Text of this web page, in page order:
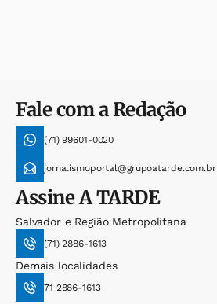
Fale com a Redação
(71) 99601-0020
jornalismoportal@grupoatarde.com.br
AssineA TARDE
Salvador e Região Metropolitana
(71) 2886-1613
Demais localidades
71 2886-1613